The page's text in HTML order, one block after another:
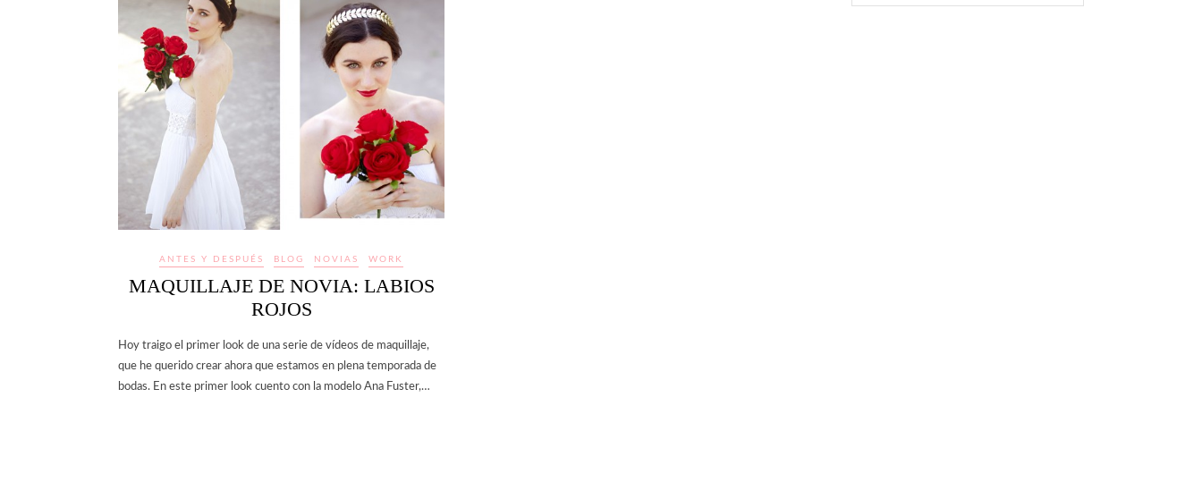
ANTES Y DESPUÉS BLOG NOVIAS WORK
MAQUILLAJE DE NOVIA: LABIOS
ROJOS
Hoy traigo el primer look de una serie de vídeos de maquillaje,
que he querido crear ahora que estamos en plena temporada de
bodas. En este primer look cuento con la modelo Ana Fuster,…